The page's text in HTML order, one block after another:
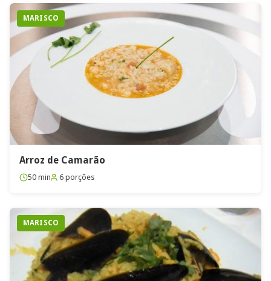
MARISCO
Arroz de Camarão
50 min 6 porções
MARISCO